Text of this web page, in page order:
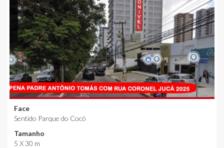
Face
Sentido Parque do Cocó
Tamanho
5 X 30 m